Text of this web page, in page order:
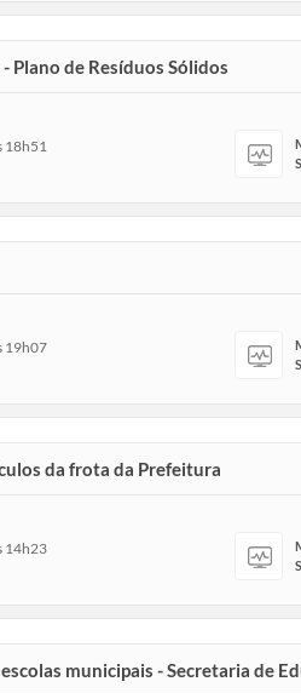
Plano de Resíduos Sólidos
18h51
19h07
da frota da Prefeitura
14h23
municipais - Secretaria de